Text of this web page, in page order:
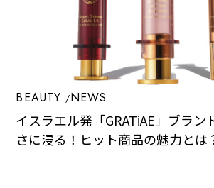
BEAUTY NEWS
イスラエル発「GRATiAE」ブラン
さに浸る！ヒット商品の魅力とは